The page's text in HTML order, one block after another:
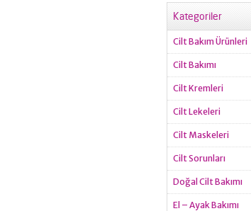
Kategoriler
Cilt Bakım Ürünleri
Cilt Bakımı
Cilt Kremleri
Cilt Lekeleri
Cilt Maskeleri
Cilt Sorunları
Doğal Cilt Bakımı
El – Ayak Bakımı